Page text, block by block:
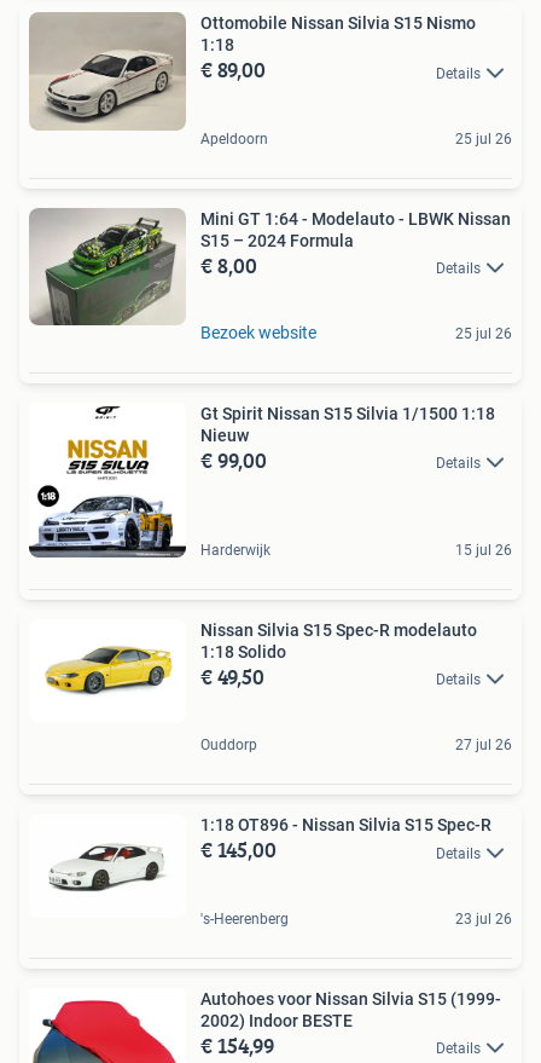
Ottomobile Nissan Silvia S15 Nismo
1:18
€ 89,00 Details
Apeldoorn 25 jul 26
Mini GT 1:64 - Modelauto - LBWK Nissan
S15 – 2024 Formula
€ 8,00 Details
Bezoek website 25 jul 26
Gt Spirit Nissan S15 Silvia 1/1500 1:18
Nieuw
€ 99,00 Details
Harderwijk 15 jul 26
Nissan Silvia S15 Spec-R modelauto
1:18 Solido
€ 49,50 Details
Ouddorp 27 jul 26
1:18 OT896 - Nissan Silvia S15 Spec-R
€ 145,00 Details
's-Heerenberg 23 jul 26
Autohoes voor Nissan Silvia S15 (1999-
2002) Indoor BESTE
€ 154,99 Details